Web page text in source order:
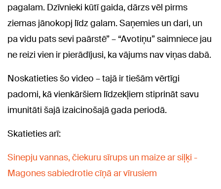
pagalam. Dzīvnieki kūtī gaida, dārzs vēl pirms
ziemas jānokopj līdz galam. Saņemies un dari, un
pa vidu pats sevi paārstē” – “Avotiņu” saimniece jau
ne reizi vien ir pierādījusi, ka vājums nav viņas dabā.
Noskatieties šo video – tajā ir tiešām vērtīgi
padomi, kā vienkāršiem līdzekļiem stiprināt savu
imunitāti šajā izaicinošajā gada periodā.
Skatieties arī:
Sinepju vannas, čiekuru sīrups un maize ar siļķi -
Magones sabiedrotie cīņā ar vīrusiem